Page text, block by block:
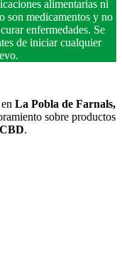
alimentarias ni
son medicamentos y no
enfermedades. Se
de iniciar cualquier
La Pobla de Farnals,
sobre productos
.